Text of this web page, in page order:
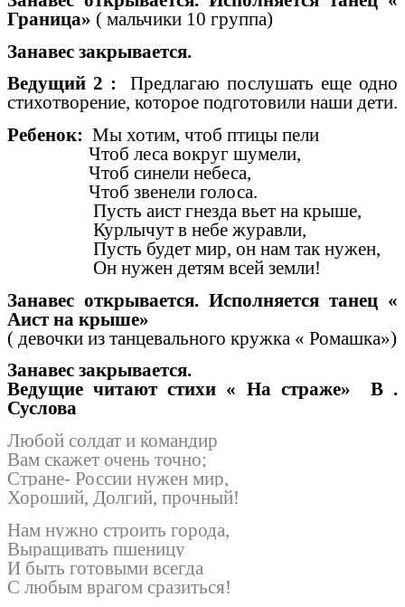
Граница» ( мальчики 10 группа)
Занавес закрывается.
Ведущий 2 :
Предлагаю послушать еще одно
стихотворение, которое подготовили наши дети.
Ребенок: Мы хотим, чтоб птицы пели
Чтоб леса вокруг шумели,
Чтоб синели небеса,
Чтоб звенели голоса.
Пусть аист гнезда вьет на крыше,
Курлычут в небе журавли,
Пусть будет мир, он нам так нужен,
Он нужен детям всей земли!
Занавес открывается. Исполняется танец «
Аист на крыше»
( девочки из танцевального кружка « Ромашка»)
Занавес закрывается.
Ведущие читают стихи « На страже» В .
Суслова
Любой солдат и командир
Вам скажет очень точно;
Стране- России нужен мир,
Хороший, Долгий, прочный!
Нам нужно строить города,
Выращивать пшеницу
И быть готовыми всегда
С любым врагом сразиться!